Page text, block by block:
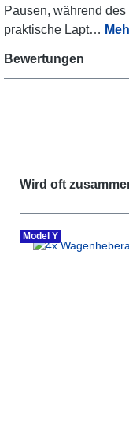
Pausen, während
praktische Lapt…
Bewertungen
Produktgalerie
Wird oft
Model Y